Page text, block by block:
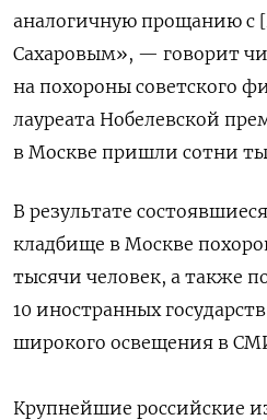
аналогичную прощанию с
Сахаровым», — говорит
на похороны советского
лауреата Нобелевской
в Москве пришли сотни
В результате
кладбище в Москве
тысячи человек, а также
10 иностранных
широкого освещения в
Крупнейшие российские